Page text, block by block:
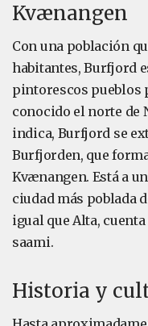
Kvænangen
Con una población
habitantes, Burfjord
pintorescos pueblos
conocido el norte de
indica, Burfjord se
Burfjorden, que
Kvænangen. Está a
ciudad más poblada
igual que Alta,
saami.
Historia y